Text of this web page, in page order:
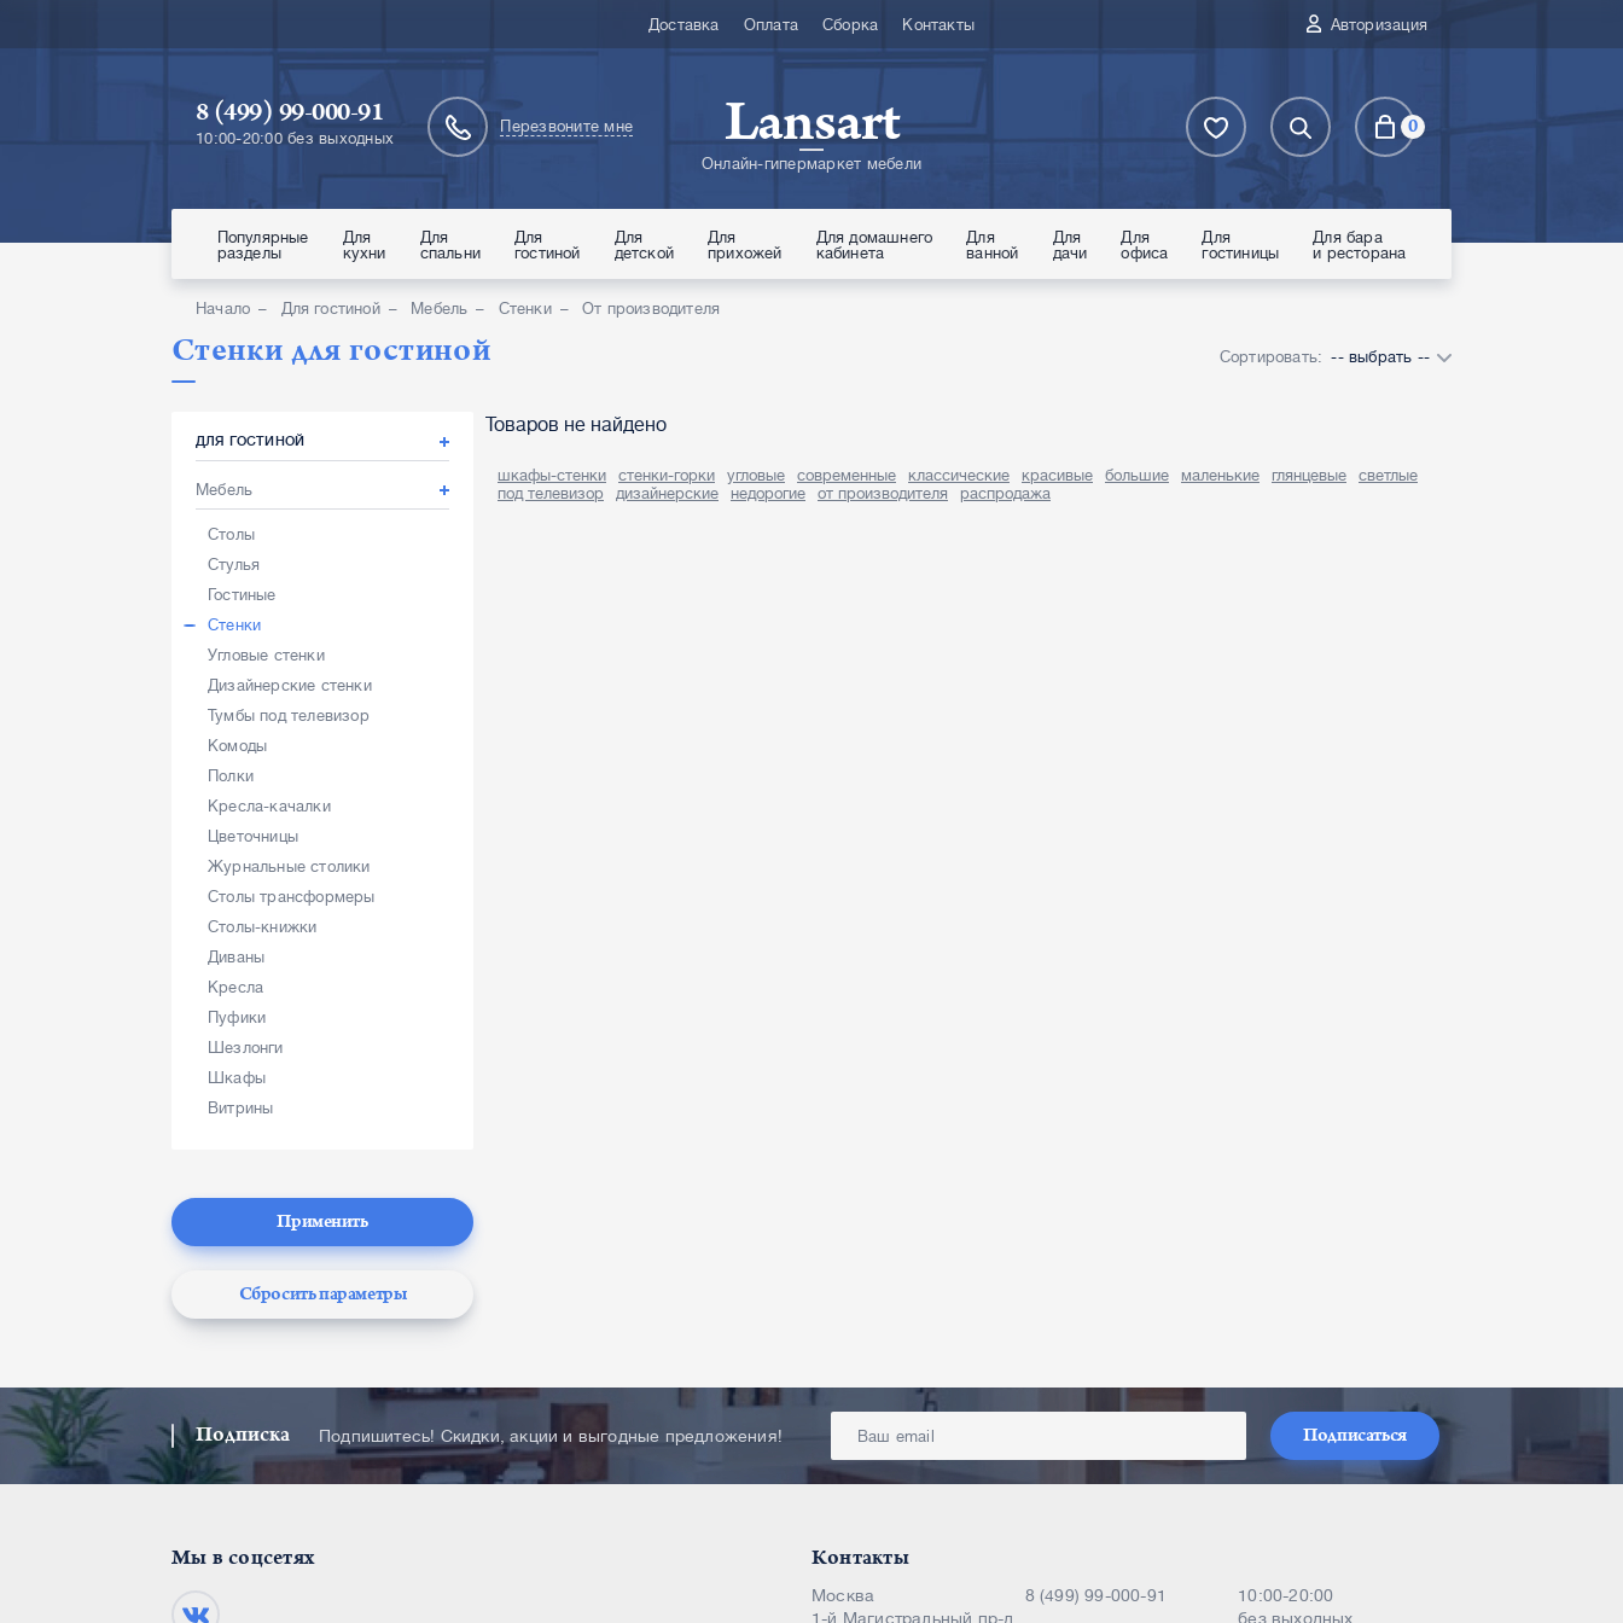
Авторизация
Доставка Оплата Сборка Контакты
8 (499) 99-000-91
10:00-20:00 без выходных
Перезвоните мне 0
Lansart
Онлайн-гипермаркет мебели
Популярные
разделы
Для
кухни
Для
спальни
Для
гостиной
Для
детской
Для
прихожей
Для домашнего
кабинета
Для
ванной
Для
дачи
Для
офиса
Для
гостиницы
Для бара
и ресторана
Начало Для гостиной Мебель Стенки От производителя
Стенки для гостиной Сортировать: -- выбрать --
ДЛЯ ГОСТИНОЙ
Мебель
Столы
Стулья
Гостиные
Стенки
Угловые стенки
Дизайнерские стенки
Тумбы под телевизор
Комоды
Полки
Кресла-качалки
Цветочницы
Журнальные столики
Столы трансформеры
Столы-книжки
Диваны
Кресла
Пуфики
Шезлонги
Шкафы
Витрины
Применить
Сбросить параметры
Товаров не найдено
шкафы-стенки стенки-горки угловые современные классические красивые большие маленькие глянцевые
светлые
под телевизор
дизайнерские недорогие от производителя распродажа
Подписка Подпишитесь! Скидки, акции и выгодные предложения! Подписаться
Мы в соцсетях Контакты
Москва
1-й Магистральный пр-д,
8 (499) 99-000-91
10:00-20:00
без выходных